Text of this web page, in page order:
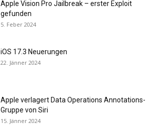
Apple Vision Pro Jailbreak – erster Exploit
gefunden
5. Feber 2024
iOS 17.3 Neuerungen
22. Jänner 2024
Apple verlagert Data Operations Annotations-
Gruppe von Siri
15. Jänner 2024